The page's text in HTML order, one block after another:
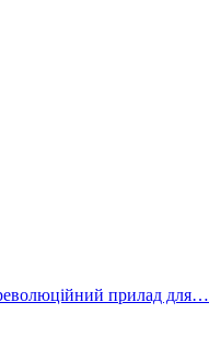
прилад для…